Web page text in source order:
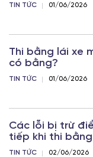
TIN TỨC 01/06/2026
Thi bằng lái xe
có bằng?
TIN TỨC 01/06/2026
Các lỗi bị trừ
tiếp khi thi
TIN TỨC 02/06/2026